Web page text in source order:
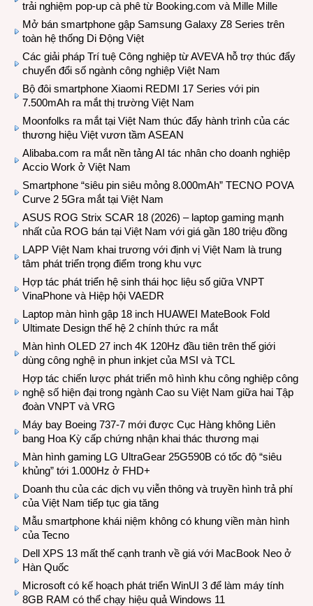
trải nghiệm pop-up cà phê từ Booking.com và Mille Mille
Mở bán smartphone gập Samsung Galaxy Z8 Series trên
toàn hệ thống Di Động Việt
Các giải pháp Trí tuệ Công nghiệp từ AVEVA hỗ trợ thúc đẩy
chuyển đổi số ngành công nghiệp Việt Nam
Bộ đôi smartphone Xiaomi REDMI 17 Series với pin
7.500mAh ra mắt thị trường Việt Nam
Moonfolks ra mắt tại Việt Nam thúc đẩy hành trình của các
thương hiệu Việt vươn tầm ASEAN
Alibaba.com ra mắt nền tảng AI tác nhân cho doanh nghiệp
Accio Work ở Việt Nam
Smartphone “siêu pin siêu mỏng 8.000mAh” TECNO POVA
Curve 2 5Gra mắt tại Việt Nam
ASUS ROG Strix SCAR 18 (2026) – laptop gaming mạnh
nhất của ROG bán tại Việt Nam với giá gần 180 triệu đồng
LAPP Việt Nam khai trương với định vị Việt Nam là trung
tâm phát triển trọng điểm trong khu vực
Hợp tác phát triển hệ sinh thái học liệu số giữa VNPT
VinaPhone và Hiệp hội VAEDR
Laptop màn hình gập 18 inch HUAWEI MateBook Fold
Ultimate Design thế hệ 2 chính thức ra mắt
Màn hình OLED 27 inch 4K 120Hz đầu tiên trên thế giới
dùng công nghệ in phun inkjet của MSI và TCL
Hợp tác chiến lược phát triển mô hình khu công nghiệp công
nghệ số hiện đại trong ngành Cao su Việt Nam giữa hai Tập
đoàn VNPT và VRG
Máy bay Boeing 737-7 mới được Cục Hàng không Liên
bang Hoa Kỳ cấp chứng nhận khai thác thương mại
Màn hình gaming LG UltraGear 25G590B có tốc độ “siêu
khủng” tới 1.000Hz ở FHD+
Doanh thu của các dịch vụ viễn thông và truyền hình trả phí
của Việt Nam tiếp tục gia tăng
Mẫu smartphone khái niệm không có khung viền màn hình
của Tecno
Dell XPS 13 mất thế cạnh tranh về giá với MacBook Neo ở
Hàn Quốc
Microsoft có kế hoạch phát triển WinUI 3 để làm máy tính
8GB RAM có thể chạy hiệu quả Windows 11